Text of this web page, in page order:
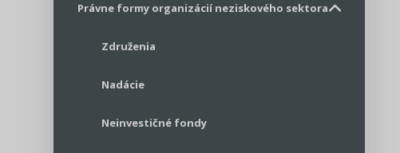
Právne formy organizácií neziskového sektora
Združenia
Nadácie
Neinvestičné fondy